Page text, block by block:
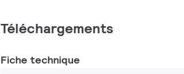
Téléchargements
Fiche technique